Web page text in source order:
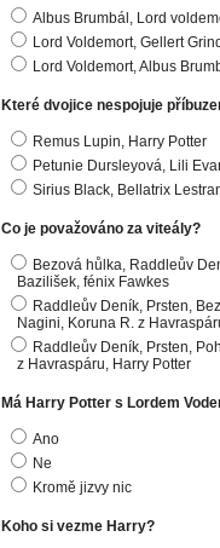
Albus Brumbál, Lord
Lord Voldemort, Gellert
Lord Voldemort, Albus
Které dvojice nespojuje
Remus Lupin, Harry Potter
Petunie Dursleyová, Lili
Sirius Black, Bellatrix
Co je považováno za viteály?
Bezová hůlka, Raddleův
Bazilišek, fénix Fawkes
Raddleův Deník, Prsten,
Nagini, Koruna R. z
Raddleův Deník, Prsten,
z Havraspáru, Harry Potter
Má Harry Potter s Lordem
Ano
Ne
Kromě jizvy nic
Koho si vezme Harry?